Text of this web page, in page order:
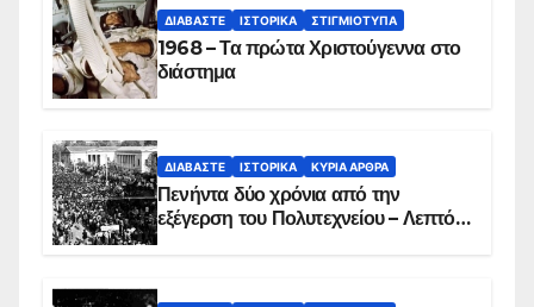
ΔΙΑΒΆΣΤΕ ΙΣΤΟΡΙΚΆ ΣΤΙΓΜΙΌΤΥΠΑ
1968 – Τα πρώτα Χριστούγεννα στο
διάστημα
ΔΙΑΒΆΣΤΕ ΙΣΤΟΡΙΚΆ ΚΥΡΙΑ ΑΡΘΡΑ
Πενήντα δύο χρόνια από την
εξέγερση του Πολυτεχνείου – Λεπτό